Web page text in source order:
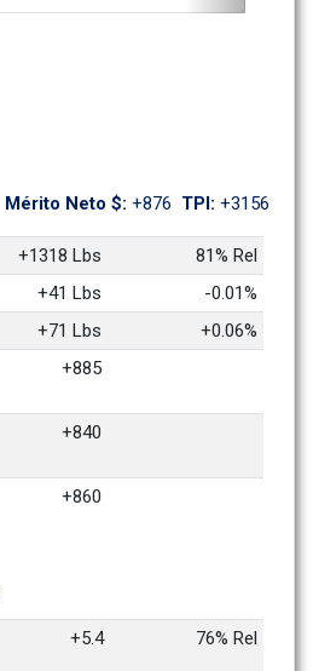
Mérito Neto $: +876 TPI: +3156
+1318 Lbs
81% Rel
+41 Lbs
-0.01%
+71 Lbs
+0.06%
+885
+840
+860
+5.4 76% Rel